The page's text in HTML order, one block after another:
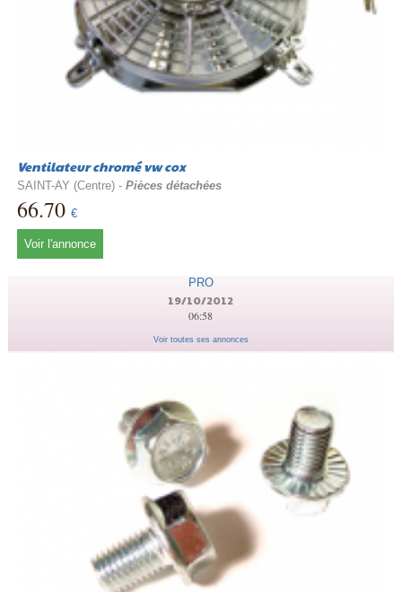
Ventilateur chromé vw cox
SAINT-AY (Centre) - Pièces détachées
66.70 €
Voir l'annonce
PRO
19/10/2012
06:58
Voir toutes ses annonces